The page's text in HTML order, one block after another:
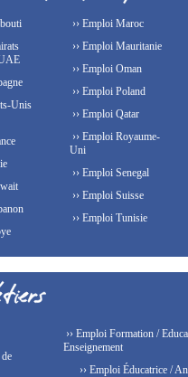
Unis
›› Emploi Maroc
›› Emploi Mauritanie
›› Emploi Oman
›› Emploi Poland
›› Emploi Qatar
›› Emploi Royaume-
Uni
›› Emploi Senegal
›› Emploi Suisse
›› Emploi Tunisie
›› Emploi Formation /
Enseignement
›› Emploi Éducatrice /